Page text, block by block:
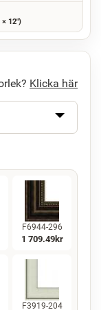
× 12")
Klicka här
F6944-296
1 709.49kr
F3919-204